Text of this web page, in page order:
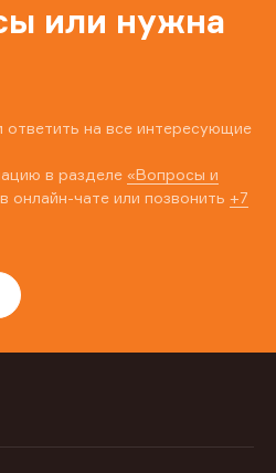
или нужна
на все интересующие
в разделе «Вопросы и
онлайн-чате или позвонить +7